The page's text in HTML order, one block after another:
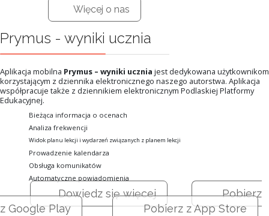
Więcej o nas
Prymus - wyniki ucznia
Aplikacja mobilna Prymus – wyniki ucznia jest dedykowana użytkownikom
korzystającym z dziennika elektronicznego naszego autorstwa. Aplikacja
współpracuje także z dziennikiem elektronicznym Podlaskiej Platformy
Edukacyjnej.
Bieżąca informacja o ocenach
Analiza frekwencji
Widok planu lekcji i wydarzeń związanych z planem lekcji
Prowadzenie kalendarza
Obsługa komunikatów
Automatyczne powiadomienia
Dowiedz się więcej
Pobierz
z Google Play
Pobierz z App Store